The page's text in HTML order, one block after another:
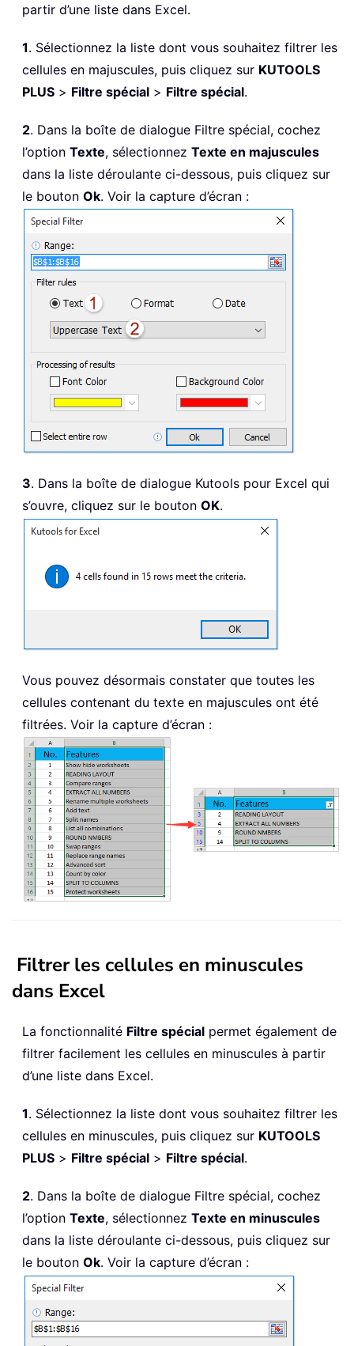
partir d’une liste dans Excel.
1. Sélectionnez la liste dont vous souhaitez filtrer les
cellules en majuscules, puis cliquez sur KUTOOLS
PLUS > Filtre spécial > Filtre spécial.
2. Dans la boîte de dialogue Filtre spécial, cochez
l’option Texte, sélectionnez Texte en majuscules
dans la liste déroulante ci-dessous, puis cliquez sur
le bouton Ok. Voir la capture d’écran :
3. Dans la boîte de dialogue Kutools pour Excel qui
s’ouvre, cliquez sur le bouton OK.
Vous pouvez désormais constater que toutes les
cellules contenant du texte en majuscules ont été
filtrées. Voir la capture d’écran :
Filtrer les cellules en minuscules
dans Excel
La fonctionnalité Filtre spécial permet également de
filtrer facilement les cellules en minuscules à partir
d’une liste dans Excel.
1. Sélectionnez la liste dont vous souhaitez filtrer les
cellules en minuscules, puis cliquez sur KUTOOLS
PLUS > Filtre spécial > Filtre spécial.
2. Dans la boîte de dialogue Filtre spécial, cochez
l’option Texte, sélectionnez Texte en minuscules
dans la liste déroulante ci-dessous, puis cliquez sur
le bouton Ok. Voir la capture d’écran :